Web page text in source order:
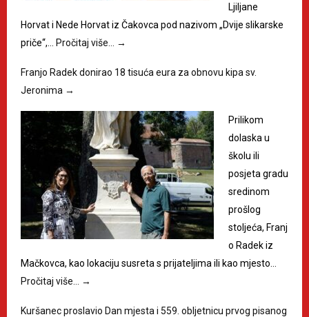
Ljiljane
Horvat i Nede Horvat iz Čakovca pod nazivom „Dvije slikarske
priče“,… Pročitaj više… →
Franjo Radek donirao 18 tisuća eura za obnovu kipa sv.
Jeronima →
Prilikom
dolaska u
školu ili
posjeta gradu
sredinom
prošlog
stoljeća, Franj
o Radek iz
Mačkovca, kao lokaciju susreta s prijateljima ili kao mjesto…
Pročitaj više…
→
Kuršanec proslavio Dan mjesta i 559. obljetnicu prvog pisanog